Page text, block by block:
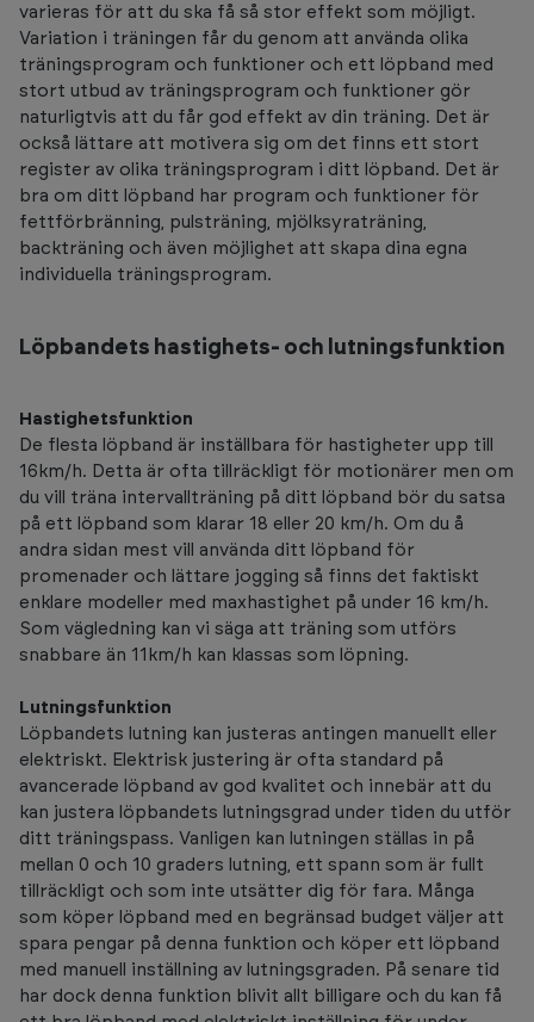
varieras för att du ska få så stor effekt som möjligt.
Variation i träningen får du genom att använda olika
träningsprogram och funktioner och ett löpband med
stort utbud av träningsprogram och funktioner gör
naturligtvis att du får god effekt av din träning. Det är
också lättare att motivera sig om det finns ett stort
register av olika träningsprogram i ditt löpband. Det är
bra om ditt löpband har program och funktioner för
fettförbränning, pulsträning, mjölksyraträning,
backträning och även möjlighet att skapa dina egna
individuella träningsprogram.
Löpbandets hastighets- och lutningsfunktion
Hastighetsfunktion
De flesta löpband är inställbara för hastigheter upp till
16km/h. Detta är ofta tillräckligt för motionärer men om
du vill träna intervallträning på ditt löpband bör du satsa
på ett löpband som klarar 18 eller 20 km/h. Om du å
andra sidan mest vill använda ditt löpband för
promenader och lättare jogging så finns det faktiskt
enklare modeller med maxhastighet på under 16 km/h.
Som vägledning kan vi säga att träning som utförs
snabbare än 11km/h kan klassas som löpning.
Lutningsfunktion
Löpbandets lutning kan justeras antingen manuellt eller
elektriskt. Elektrisk justering är ofta standard på
avancerade löpband av god kvalitet och innebär att du
kan justera löpbandets lutningsgrad under tiden du utför
ditt träningspass. Vanligen kan lutningen ställas in på
mellan 0 och 10 graders lutning, ett spann som är fullt
tillräckligt och som inte utsätter dig för fara. Många
som köper löpband med en begränsad budget väljer att
spara pengar på denna funktion och köper ett löpband
med manuell inställning av lutningsgraden. På senare tid
har dock denna funktion blivit allt billigare och du kan få